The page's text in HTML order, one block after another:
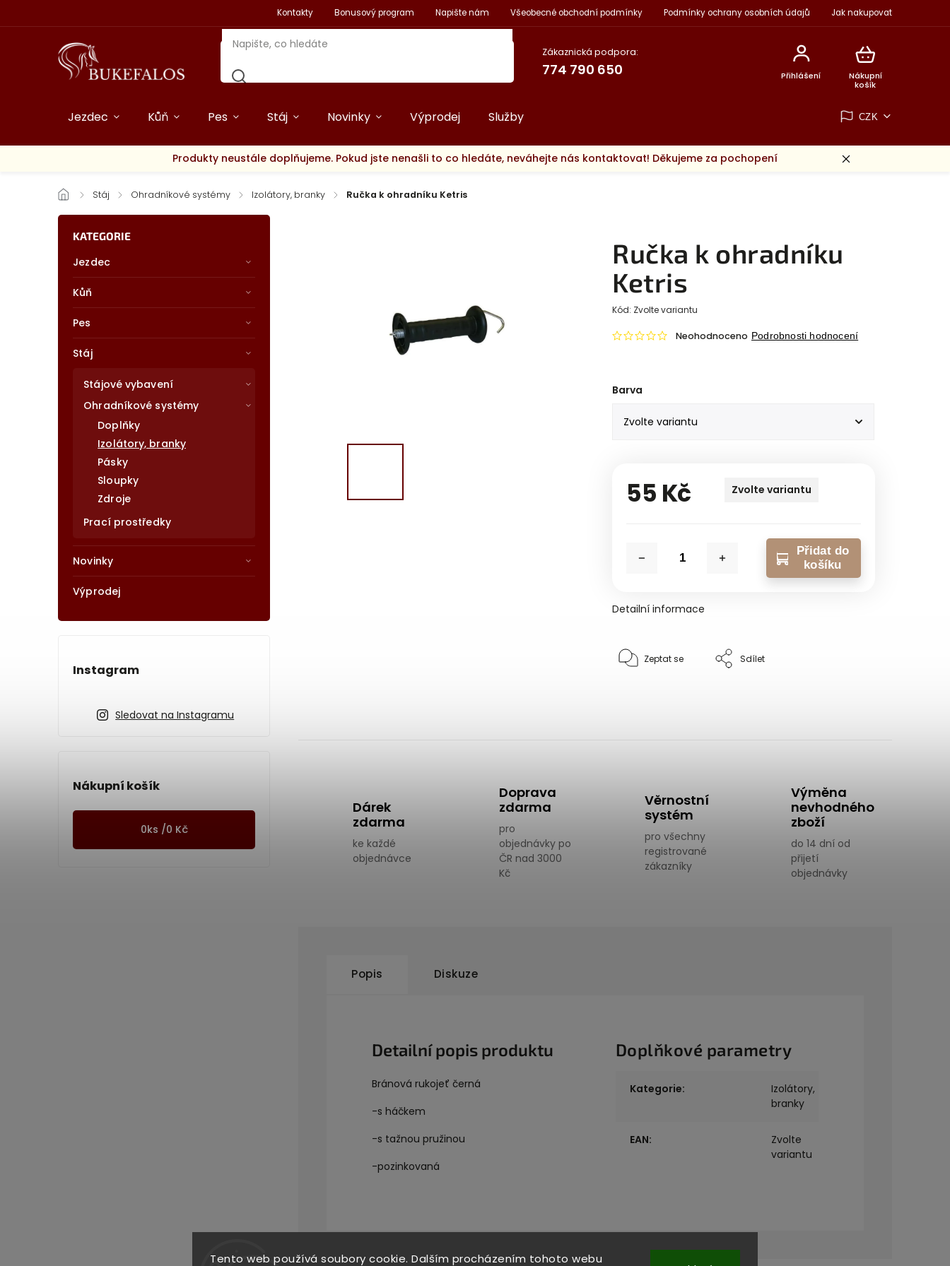
Tento web používá soubory cookie. Dalším procházením tohoto webu
Kontakty Bonusový program Napište nám Všeobecné obchodní podmínky Podmínky ochrany osobních údajů Jak nakupovat
Zákaznická podpora:
774 790 650
Nákupní
košík
Přihlášení
CZK
Jezdec Kůň Pes Stáj Novinky Výprodej Služby
Produkty neustále doplňujeme. Pokud jste nenašli to co hledáte, neváhejte nás kontaktovat! Děkujeme za pochopení
/ Stáj / Ohradníkové systémy / Izolátory, branky / Ručka k ohradníku Ketris
KATEGORIE
Jezdec
Kůň
Pes
Stáj
Stájové vybavení
Ohradníkové systémy
Doplňky
Izolátory, branky
Pásky
Sloupky
Zdroje
Prací prostředky
Novinky
Výprodej
Instagram
Sledovat na Instagramu
Nákupní košík
0ks /0 Kč
Ručka k ohradníku
Ketris
Kód: Zvolte variantu
Neohodnoceno Podrobnosti hodnocení
Barva
55 Kč Zvolte variantu
Přidat do
košíku
Detailní informace
Zeptat se Sdílet
Dárek
zdarma
ke každé
objednávce
Doprava
zdarma
pro
objednávky po
ČR nad 3000
Kč
Věrnostní
systém
pro všechny
registrované
zákazníky
Výměna
nevhodného
zboží
do 14 dní od
přijetí
objednávky
Popis Diskuze
Detailní popis produktu
Bránová rukojeť černá
-s háčkem
-s tažnou pružinou
-pozinkovaná
Doplňkové parametry
Kategorie:
Izolátory,
branky
EAN:
Zvolte
variantu